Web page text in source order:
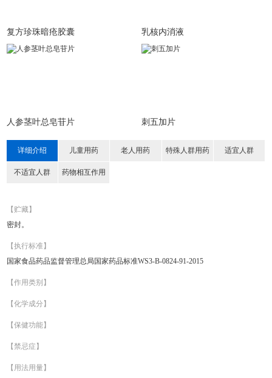
复方珍珠暗疮胶囊 乳核内消液
人参茎叶总皂苷片 刺五加片
详细介绍 儿童用药 老人用药 特殊人群用药 适宜人群
不适宜人群 药物相互作用
【贮藏】
密封。
【执行标准】
国家食品药品监督管理总局国家药品标准WS3-B-0824-91-2015
【作用类别】
【化学成分】
【保健功能】
【禁忌症】
【用法用量】